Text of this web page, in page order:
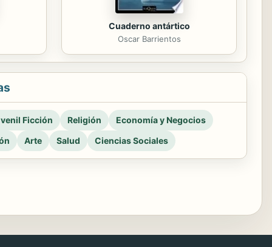
Cuaderno antártico
Oscar Barrientos
Ficción Religión
Economía y Negocios
Arte Salud Ciencias Sociales